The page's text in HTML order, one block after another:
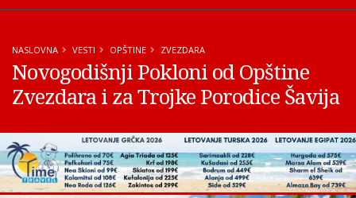
NASLOVNA VESTI OPŠTINE ZVEZDARA
Novogodišnji Pokloni od Opštine
Zvezdara i za Trojke Porodice Šavija